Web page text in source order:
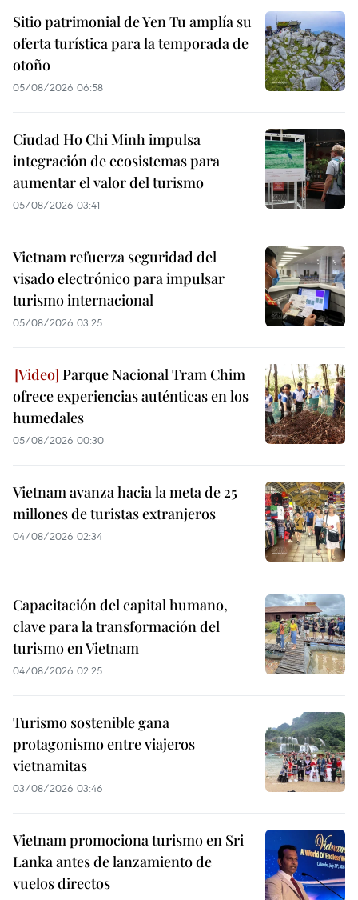
Sitio patrimonial de Yen Tu amplía su
oferta turística para la temporada de
otoño
05/08/2026 06:58
Ciudad Ho Chi Minh impulsa
integración de ecosistemas para
aumentar el valor del turismo
05/08/2026 03:41
Vietnam refuerza seguridad del
visado electrónico para impulsar
turismo internacional
05/08/2026 03:25
Parque Nacional Tram Chim
ofrece experiencias auténticas en los
humedales
05/08/2026 00:30
Vietnam avanza hacia la meta de 25
millones de turistas extranjeros
04/08/2026 02:34
Capacitación del capital humano,
clave para la transformación del
turismo en Vietnam
04/08/2026 02:25
Turismo sostenible gana
protagonismo entre viajeros
vietnamitas
03/08/2026 03:46
Vietnam promociona turismo en Sri
Lanka antes de lanzamiento de
vuelos directos